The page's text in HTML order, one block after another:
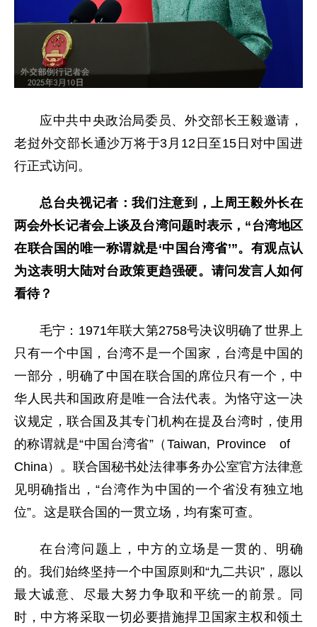
应中共中央政治局委员、外交部长王毅邀请，
老挝外交部长通沙万将于3月12日至15日对中国进
行正式访问。
总台央视记者：我们注意到，上周王毅外长在
两会外长记者会上谈及台湾问题时表示，“台湾地区
在联合国的唯一称谓就是‘中国台湾省’”。有观点认
为这表明大陆对台政策更趋强硬。请问发言人如何
看待？
毛宁：1971年联大第2758号决议明确了世界上
只有一个中国，台湾不是一个国家，台湾是中国的
一部分，明确了中国在联合国的席位只有一个，中
华人民共和国政府是唯一合法代表。为恪守这一决
议规定，联合国及其专门机构在提及台湾时，使用
的称谓就是“中国台湾省”（Taiwan, Province of
China）。联合国秘书处法律事务办公室官方法律意
见明确指出，“台湾作为中国的一个省没有独立地
位”。这是联合国的一贯立场，均有案可查。
在台湾问题上，中方的立场是一贯的、明确
的。我们始终坚持一个中国原则和“九二共识”，愿以
最大诚意、尽最大努力争取和平统一的前景。同
时，中方将采取一切必要措施捍卫国家主权和领土